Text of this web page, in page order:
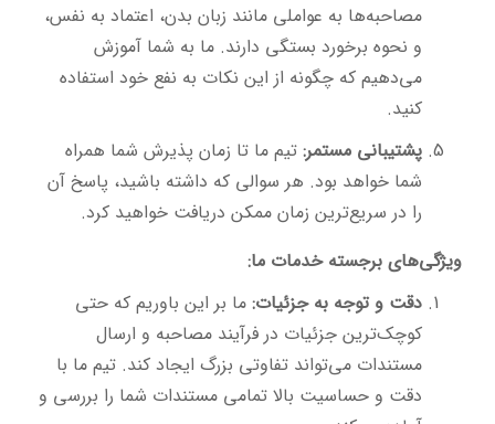
مصاحبه‌ها به عواملی مانند زبان بدن، اعتماد به نفس،
و نحوه برخورد بستگی دارند. ما به شما آموزش
می‌دهیم که چگونه از این نکات به نفع خود استفاده
کنید.
پشتیبانی مستمر: تیم ما تا زمان پذیرش شما همراه
شما خواهد بود. هر سوالی که داشته باشید، پاسخ آن
را در سریع‌ترین زمان ممکن دریافت خواهید کرد.
ویژگی‌های برجسته خدمات ما:
دقت و توجه به جزئیات: ما بر این باوریم که حتی
کوچک‌ترین جزئیات در فرآیند مصاحبه و ارسال
مستندات می‌تواند تفاوتی بزرگ ایجاد کند. تیم ما با
دقت و حساسیت بالا تمامی مستندات شما را بررسی و